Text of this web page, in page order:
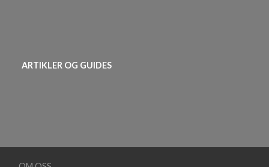
ARTIKLER OG GUIDES